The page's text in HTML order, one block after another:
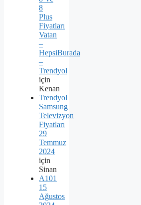
8
Plus
Fiyatları
Vatan
–
HepsiBurada
–
Trendyol
için
Kenan
Trendyol
Samsung
Televizyon
Fiyatları
29
Temmuz
2024
için
Sinan
A101
15
Ağustos